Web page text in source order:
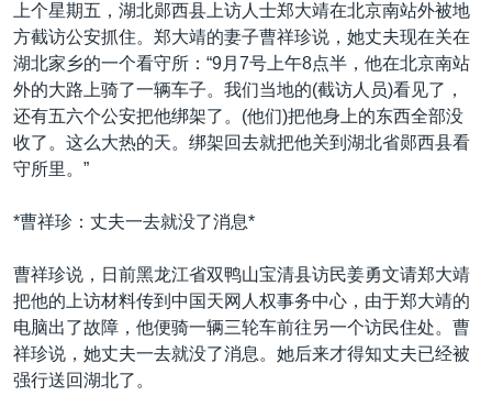
跳
到
索
中东
欧洲
非洲
美洲
人权·法律·宗教
科教·文娱·体健
军事
劳工
热点专题
白宫要闻
国会报道
美中关系
埃博拉疫情
美国之音专访
重要讲话与声明
台海两岸关系
南中国海争端
VOA视频
VOA今日焦点
中文广播
关注我们
其他语言网站
上个星期五，湖北郧西县上访人士郑大靖在北京南站外被地
方截访公安抓住。郑大靖的妻子曹祥珍说，她丈夫现在关在
湖北家乡的一个看守所：“9月7号上午8点半，他在北京南站
外的大路上骑了一辆车子。我们当地的(截访人员)看见了，
还有五六个公安把他绑架了。(他们)把他身上的东西全部没
收了。这么大热的天。绑架回去就把他关到湖北省郧西县看
守所里。”
*曹祥珍：丈夫一去就没了消息*
曹祥珍说，日前黑龙江省双鸭山宝清县访民姜勇文请郑大靖
把他的上访材料传到中国天网人权事务中心，由于郑大靖的
电脑出了故障，他便骑一辆三轮车前往另一个访民住处。曹
祥珍说，她丈夫一去就没了消息。她后来才得知丈夫已经被
强行送回湖北了。